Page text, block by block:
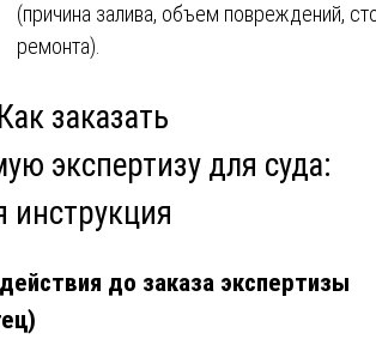
(причина залива, объем повреждений,
ремонта).
заказать
экспертизу для суда:
инструкция
до заказа экспертизы